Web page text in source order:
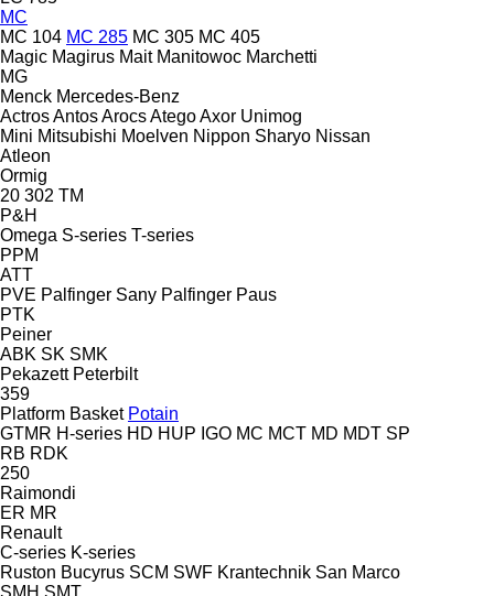
MC
MC 104 MC 285 MC 305 MC 405
Magic Magirus Mait Manitowoc Marchetti
MG
Menck Mercedes-Benz
ActrosAntosArocsAtegoAxor Unimog
Mini Mitsubishi Moelven Nippon Sharyo Nissan
Atleon
Ormig
20 302 TM
P&H
Omega S-series T-series
PPM
ATT
PVE Palfinger Sany Palfinger Paus
PTK
Peiner
ABK SK SMK
Pekazett Peterbilt
359
Platform Basket Potain
GTMR H-series HD HUP IGO MC MCT MD MDT SP
RB RDK
250
Raimondi
ER MR
Renault
C-series K-series
Ruston Bucyrus SCM SWF Krantechnik San Marco
SMH SMT